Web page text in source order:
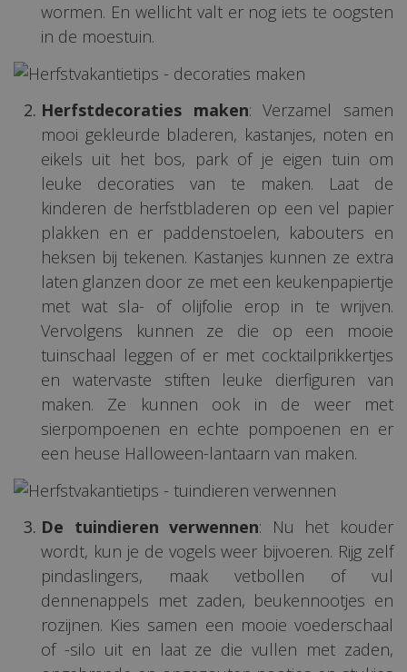
wormen. En wellicht valt er nog iets te oogsten
in de moestuin.
Herfstdecoraties maken: Verzamel samen
mooi gekleurde bladeren, kastanjes, noten en
eikels uit het bos, park of je eigen tuin om
leuke decoraties van te maken. Laat de
kinderen de herfstbladeren op een vel papier
plakken en er paddenstoelen, kabouters en
heksen bij tekenen. Kastanjes kunnen ze extra
laten glanzen door ze met een keukenpapiertje
met wat sla- of olijfolie erop in te wrijven.
Vervolgens kunnen ze die op een mooie
tuinschaal leggen of er met cocktailprikkertjes
en watervaste stiften leuke dierfiguren van
maken. Ze kunnen ook in de weer met
sierpompoenen en echte pompoenen en er
een heuse Halloween-lantaarn van maken.
De tuindieren verwennen: Nu het kouder
wordt, kun je de vogels weer bijvoeren. Rijg zelf
pindaslingers, maak vetbollen of vul
dennenappels met zaden, beukennootjes en
rozijnen. Kies samen een mooie voederschaal
of -silo uit en laat ze die vullen met zaden,